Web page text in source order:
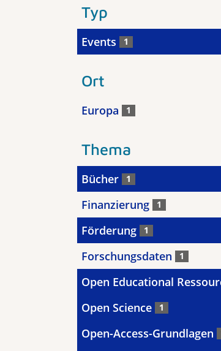
Typ
Events 1
Ort
Europa 1
Thema
Bücher 1
Finanzierung 1
Förderung 1
Forschungsdaten 1
Open Educational
Open Science 1
Open-Access-Grundlagen